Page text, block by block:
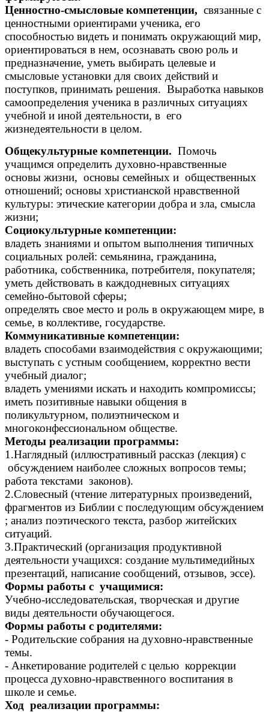
Ценностно-смысловые компетенции, связанные с
ценностными ориентирами ученика, его
способностью видеть и понимать окружающий мир,
ориентироваться в нем, осознавать свою роль и
предназначение, уметь выбирать целевые и
смысловые установки для своих действий и
поступков, принимать решения. Выработка навыков
самоопределения ученика в различных ситуациях
учебной и иной деятельности, в его
жизнедеятельности в целом.
Общекультурные компетенции. Помочь
учащимся определить духовно-нравственные
основы жизни, основы семейных и общественных
отношений; основы христианской нравственной
культуры: этические категории добра и зла, смысла
жизни;
Социокультурные компетенции:
владеть знаниями и опытом выполнения типичных
социальных ролей: семьянина, гражданина,
работника, собственника, потребителя, покупателя;
уметь действовать в каждодневных ситуациях
семейно-бытовой сферы;
определять свое место и роль в окружающем мире, в
семье, в коллективе, государстве.
Коммуникативные компетенции:
владеть способами взаимодействия с окружающими;
выступать с устным сообщением, корректно вести
учебный диалог;
владеть умениями искать и находить компромиссы;
иметь позитивные навыки общения в
поликультурном, полиэтническом и
многоконфессиональном обществе.
Методы реализации программы:
1.Наглядный (иллюстративный рассказ (лекция) с
обсуждением наиболее сложных вопросов темы;
работа текстами законов).
2.Словесный (чтение литературных произведений,
фрагментов из Библии с последующим обсуждением
; анализ поэтического текста, разбор житейских
ситуаций.
3.Практический (организация продуктивной
деятельности учащихся: создание мультимедийных
презентаций, написание сообщений, отзывов, эссе).
Формы работы с учащимися:
Учебно-исследовательская, творческая и другие
виды деятельности обучающегося.
Формы работы с родителями:
- Родительские собрания на духовно-нравственные
темы.
- Анкетирование родителей с целью коррекции
процесса духовно-нравственного воспитания в
школе и семье.
Ход реализации программы: